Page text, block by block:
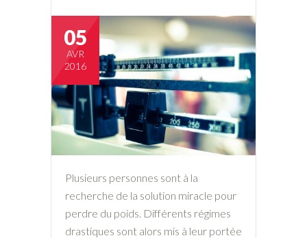
05
AVR
2016
Plusieurs personnes sont à la
recherche de la solution miracle pour
perdre du poids. Différents régimes
drastiques sont alors mis à leur portée